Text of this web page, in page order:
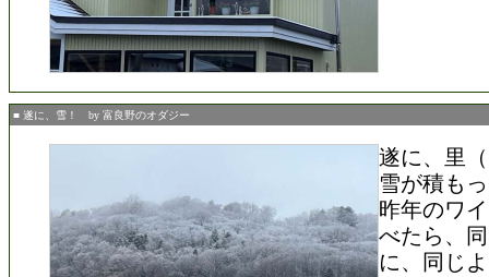
■ 遂に、雪！ by 富良野のオダジー
遂に、里
雪が積も
昨年のワ
べたら、
に、同じ